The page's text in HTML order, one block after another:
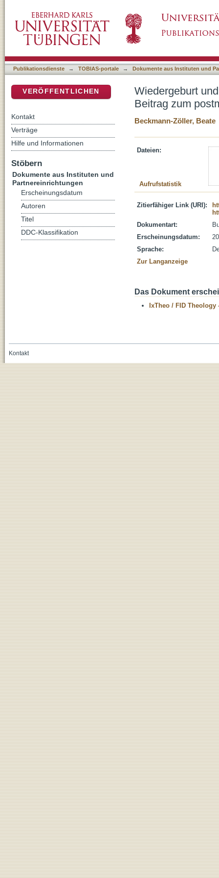
"Konzert" der Weltreligionen
Publikationsdienste → TOBIAS-portale → Dokumente aus Instituten und
Wiedergeburt
Beitrag zum
Beckmann-Zöller, Beate
Dateien:
Aufrufstatistik
Zitierfähiger Link (URI):
Dokumentart:
Erscheinungsdatum:
Sprache:
Zur Langanzeige
Das Dokument
IxTheo / FID Theology
VERÖFFENTLICHEN
Kontakt
Verträge
Hilfe und Informationen
Stöbern
Dokumente aus Instituten und
Partnereinrichtungen
Erscheinungsdatum
Autoren
Titel
DDC-Klassifikation
Kontakt